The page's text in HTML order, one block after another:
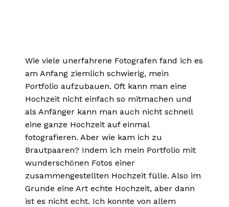
Wie viele unerfahrene Fotografen fand ich es
am Anfang ziemlich schwierig, mein
Portfolio aufzubauen. Oft kann man eine
Hochzeit nicht einfach so mitmachen und
als Anfänger kann man auch nicht schnell
eine ganze Hochzeit auf einmal
fotografieren. Aber wie kam ich zu
Brautpaaren? Indem ich mein Portfolio mit
wunderschönen Fotos einer
zusammengestellten Hochzeit fülle. Also im
Grunde eine Art echte Hochzeit, aber dann
ist es nicht echt. Ich konnte von allem